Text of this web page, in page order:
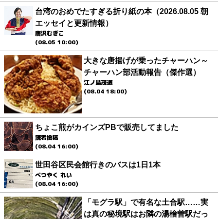
台湾のおめでたすぎる折り紙の本（2026.08.05 朝
エッセイと更新情報）
唐沢むぎこ
(08.05 10:00)
大きな唐揚げが乗ったチャーハン～
チャーハン部活動報告（傑作選）
江ノ島茂道
(08.04 18:00)
ちょこ煎がカインズPBで販売してました
読者投稿
(08.04 16:00)
世田谷区民会館行きのバスは1日1本
べつやく れい
(08.04 16:00)
「モグラ駅」で有名な土合駅……実
は真の秘境駅はお隣の湯檜曽駅だっ